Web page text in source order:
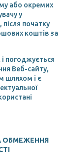
або окремих
у
після початку
коштів за
погоджується
Веб-сайту,
шляхом і є
ОБМЕЖЕННЯ